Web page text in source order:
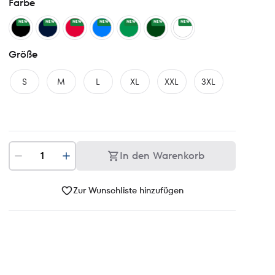
NEW NEW NEW NEW NEW NEW NEW
Größe
S M L XL XXL 3XL
In den Warenkorb
Zur Wunschliste hinzufügen